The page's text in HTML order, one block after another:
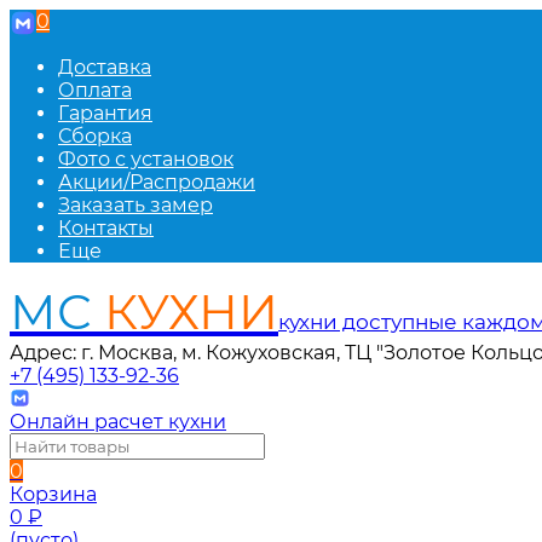
0
Доставка
Оплата
Гарантия
Сборка
Фото с установок
Акции/Распродажи
Заказать замер
Контакты
Еще
МС КУХНИ кухни доступные
Адрес: г. Москва, м. Кожуховская, ТЦ "Золотое
+7 (495) 133-92-36
Онлайн расчет кухни
0
Корзина
0 ₽